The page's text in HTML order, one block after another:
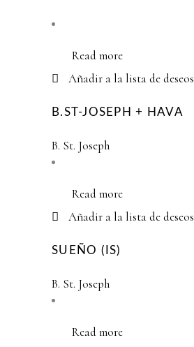
Read more
Añadir a la lista de deseos
B.ST-JOSEPH + HAVA
B. St. Joseph
Read more
Añadir a la lista de deseos
SUEÑO (IS)
B. St. Joseph
Read more